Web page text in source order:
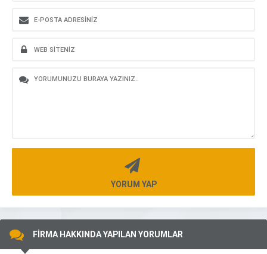
YORUM YAP
FİRMA HAKKINDA YAPILAN YORUMLAR